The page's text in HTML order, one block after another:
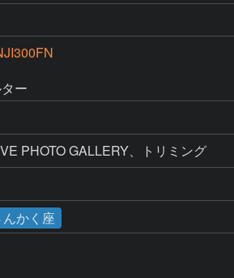
ー
PHOTO GALLERY、トリミング
んかく座